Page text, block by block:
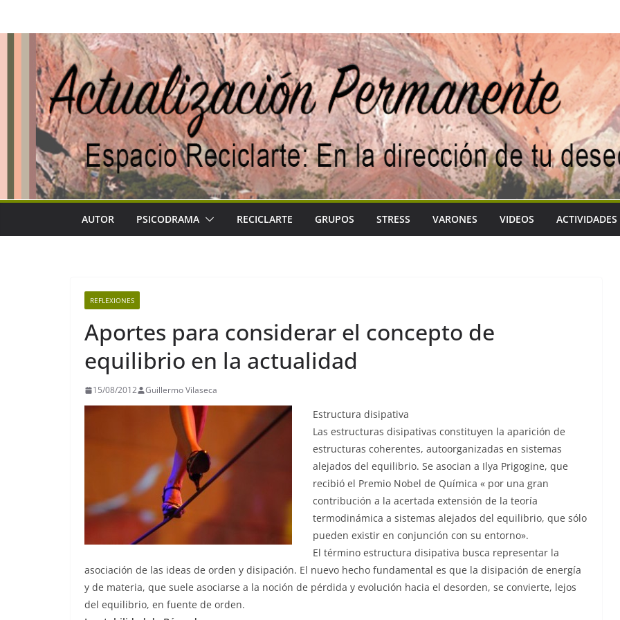
contenido
AUTOR PSICODRAMA RECICLARTE GRUPOS STRESS VARONES VIDEOS ACTIVIDADES
REFLEXIONES
Aportes para considerar el concepto de
equilibrio en la actualidad
15/08/2012 Guillermo Vilaseca
Estructura disipativa
Las estructuras disipativas constituyen la aparición de
estructuras coherentes, autoorganizadas en sistemas
alejados del equilibrio. Se asocian a Ilya Prigogine, que
recibió el Premio Nobel de Química « por una gran
contribución a la acertada extensión de la teoría
termodinámica a sistemas alejados del equilibrio, que sólo
pueden existir en conjunción con su entorno».
El término estructura disipativa busca representar la
asociación de las ideas de orden y disipación. El nuevo hecho fundamental es que la disipación de energía
y de materia, que suele asociarse a la noción de pérdida y evolución hacia el desorden, se convierte, lejos
del equilibrio, en fuente de orden.